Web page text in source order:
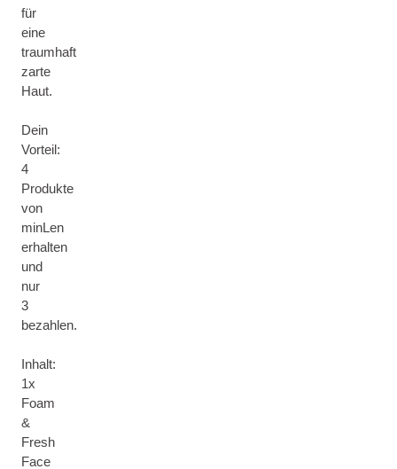
für
eine
traumhaft
zarte
Haut.
Dein
Vorteil:
4
Produkte
von
minLen
erhalten
und
nur
3
bezahlen.
Inhalt:
1x
Foam
&
Fresh
Face